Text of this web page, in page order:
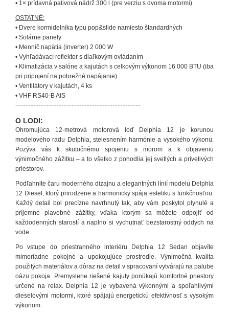
• 1× prídavná palivová nádrž 300 l (pre verziu s dvoma motormi)
OSTATNÉ:
• Dvere kormidelníka typu pop&slide namiesto štandardných
• Solárne panely
• Mennič napätia (inverter) 2 000 W
• Vyhľadávací reflektor s diaľkovým ovládaním
• Klimatizácia v salóne a kajutách s celkovým výkonom 16 000 BTU (iba
pri pripojení na pobrežné napájanie)
• Ventilátory v kajutách, 4 ks
• VHF RS40-B AIS
-------------------------------------------------
O LODI:
Ohromujúca 12-metrová motorová loď Delphia 12 je korunou
modelového radu Delphia, stelesnením harmónie a vysokého výkonu.
Pozýva vás k skutočnému spojeniu s morom a k objaveniu
výnimočného zážitku – a to všetko z pohodlia jej svetlých a prívetivých
priestorov.
Podľahnite čaru moderného dizajnu a elegantných línií modelu Delphia
12 Diesel, ktorý prirodzene a harmonicky spája estetiku s funkčnosťou.
Každý detail bol precízne navrhnutý tak, aby vám poskytol plynulé a
príjemné plavebné zážitky, vďaka ktorým sa môžete odpojiť od
každodenných starostí a naplno si vychutnať bezstarostný oddych na
vode.
Po vstupe do priestranného interiéru Delphia 12 Sedan objavíte
mimoriadne pokojné a upokojujúce prostredie. Výnimočná kvalita
použitých materiálov a dôraz na detail v spracovaní vytvárajú na palube
oázu pokoja. Premyslene riešené kajuty ponúkajú komfortné priestory
určené na relax. Delphia 12 je vybavená výkonnými a spoľahlivými
dieselovými motormi, ktoré spájajú energetickú efektívnosť s vysokým
výkonom.